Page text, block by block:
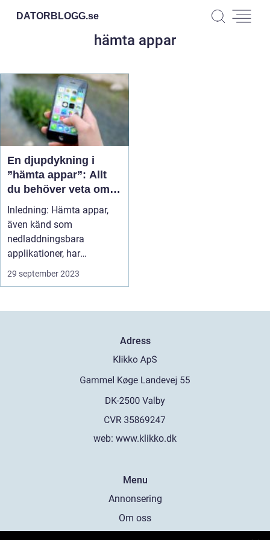
DATORBLOGG.se
hämta appar
En djupdykning i
”hämta appar”: Allt
du behöver veta om
att ladda ner
applikationer
Inledning: Hämta appar,
även känd som
nedladdningsbara
applikationer, har
revolutionerat den digital...
29 september 2023
Adress
web: www.klikko.dk
Menu
Annonsering
Om oss